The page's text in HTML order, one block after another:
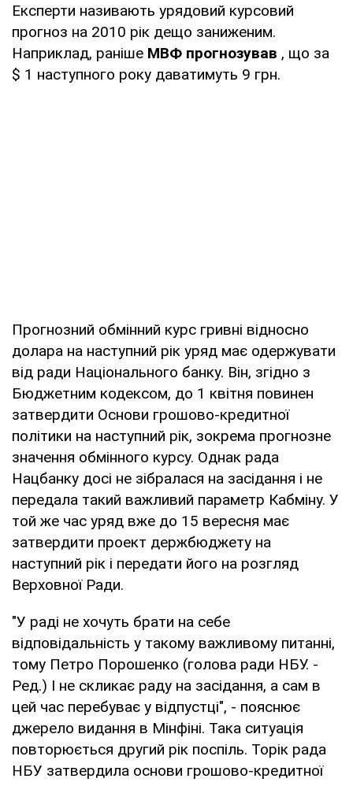
Експерти називають урядовий курсовий
прогноз на 2010 рік дещо заниженим.
Наприклад, раніше МВФ прогнозував , що за
$ 1 наступного року даватимуть 9 грн.
Прогнозний обмінний курс гривні відносно
долара на наступний рік уряд має одержувати
від ради Національного банку. Він, згідно з
Бюджетним кодексом, до 1 квітня повинен
затвердити Основи грошово-кредитної
політики на наступний рік, зокрема прогнозне
значення обмінного курсу. Однак рада
Нацбанку досі не зібралася на засідання і не
передала такий важливий параметр Кабміну. У
той же час уряд вже до 15 вересня має
затвердити проект держбюджету на
наступний рік і передати його на розгляд
Верховної Ради.
"У раді не хочуть брати на себе
відповідальність у такому важливому питанні,
тому Петро Порошенко (голова ради НБУ. -
Ред.) І не скликає раду на засідання, а сам в
цей час перебуває у відпустці", - пояснює
джерело видання в Мінфіні. Така ситуація
повторюється другий рік поспіль. Торік рада
НБУ затвердила основи грошово-кредитної